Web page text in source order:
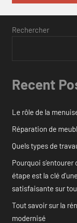
Rechercher
Recent
Le rôle de la
Réparation de
Quels types de
Pourquoi
étape est la clé
satisfaisante sur
Tout savoir sur la
modernisé